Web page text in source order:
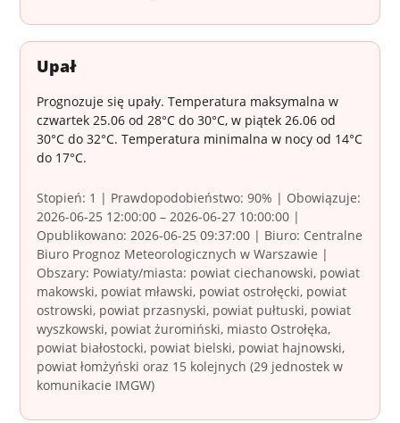
Upał
Prognozuje się upały. Temperatura maksymalna w
czwartek 25.06 od 28°C do 30°C, w piątek 26.06 od
30°C do 32°C. Temperatura minimalna w nocy od 14°C
do 17°C.
Stopień: 1 | Prawdopodobieństwo: 90% | Obowiązuje:
2026-06-25 12:00:00 – 2026-06-27 10:00:00 |
Opublikowano: 2026-06-25 09:37:00 | Biuro: Centralne
Biuro Prognoz Meteorologicznych w Warszawie |
Obszary: Powiaty/miasta: powiat ciechanowski, powiat
makowski, powiat mławski, powiat ostrołęcki, powiat
ostrowski, powiat przasnyski, powiat pułtuski, powiat
wyszkowski, powiat żuromiński, miasto Ostrołęka,
powiat białostocki, powiat bielski, powiat hajnowski,
powiat łomżyński oraz 15 kolejnych (29 jednostek w
komunikacie IMGW)